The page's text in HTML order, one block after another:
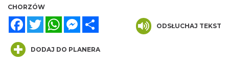
CHORZÓW
FacebookTwitterWhatsAppMessenger
ODSŁUCHAJ TEKST
DODAJ DO PLANERA